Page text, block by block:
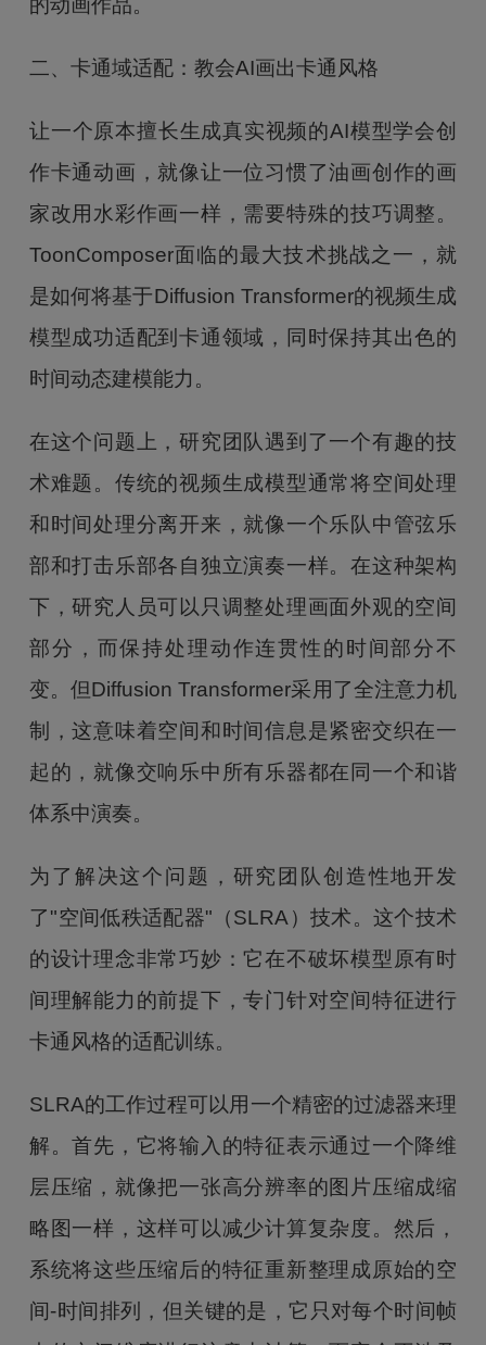
的动画作品。
二、卡通域适配：教会AI画出卡通风格
让一个原本擅长生成真实视频的AI模型学会创
作卡通动画，就像让一位习惯了油画创作的画
家改用水彩作画一样，需要特殊的技巧调整。
ToonComposer面临的最大技术挑战之一，就
是如何将基于Diffusion Transformer的视频生成
模型成功适配到卡通领域，同时保持其出色的
时间动态建模能力。
在这个问题上，研究团队遇到了一个有趣的技
术难题。传统的视频生成模型通常将空间处理
和时间处理分离开来，就像一个乐队中管弦乐
部和打击乐部各自独立演奏一样。在这种架构
下，研究人员可以只调整处理画面外观的空间
部分，而保持处理动作连贯性的时间部分不
变。但Diffusion Transformer采用了全注意力机
制，这意味着空间和时间信息是紧密交织在一
起的，就像交响乐中所有乐器都在同一个和谐
体系中演奏。
为了解决这个问题，研究团队创造性地开发
了"空间低秩适配器"（SLRA）技术。这个技术
的设计理念非常巧妙：它在不破坏模型原有时
间理解能力的前提下，专门针对空间特征进行
卡通风格的适配训练。
SLRA的工作过程可以用一个精密的过滤器来理
解。首先，它将输入的特征表示通过一个降维
层压缩，就像把一张高分辨率的图片压缩成缩
略图一样，这样可以减少计算复杂度。然后，
系统将这些压缩后的特征重新整理成原始的空
间-时间排列，但关键的是，它只对每个时间帧